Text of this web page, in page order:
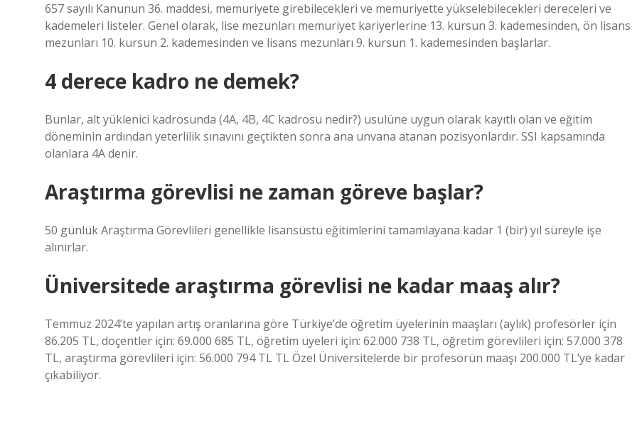
657 sayılı Kanunun 36. maddesi, memuriyete girebilecekleri ve memuriyette yükselebilecekleri dereceleri ve
kademeleri listeler. Genel olarak, lise mezunları memuriyet kariyerlerine 13. kursun 3. kademesinden, ön lisans
mezunları 10. kursun 2. kademesinden ve lisans mezunları 9. kursun 1. kademesinden başlarlar.
4 derece kadro ne demek?
Bunlar, alt yüklenici kadrosunda (4A, 4B, 4C kadrosu nedir?) usulüne uygun olarak kayıtlı olan ve eğitim
döneminin ardından yeterlilik sınavını geçtikten sonra ana unvana atanan pozisyonlardır. SSI kapsamında
olanlara 4A denir.
Araştırma görevlisi ne zaman göreve başlar?
50 günlük Araştırma Görevlileri genellikle lisansüstü eğitimlerini tamamlayana kadar 1 (bir) yıl süreyle işe
alınırlar.
Üniversitede araştırma görevlisi ne kadar maaş alır?
Temmuz 2024’te yapılan artış oranlarına göre Türkiye’de öğretim üyelerinin maaşları (aylık) profesörler için
86.205 TL, doçentler için: 69.000 685 TL, öğretim üyeleri için: 62.000 738 TL, öğretim görevlileri için: 57.000 378
TL, araştırma görevlileri için: 56.000 794 TL TL Özel Üniversitelerde bir profesörün maaşı 200.000 TL’ye kadar
çıkabiliyor.